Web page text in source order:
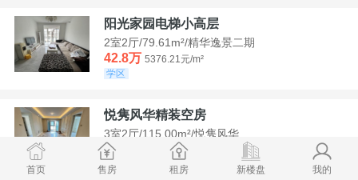
阳光家园电梯小高层
2室2厅/79.61m²/精华逸景二期
42.8万 5376.21元/m²
学区
悦隽风华精装空房
3室2厅/115.00m²/悦隽风华
95万
8260.87元/m²
学区
首页 售房 租房 新楼盘 我的